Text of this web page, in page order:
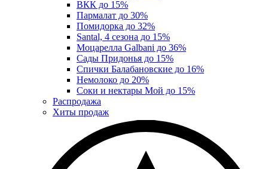
ВКК до 15%
Пармалат до 30%
Помидорка до 32%
Santal, 4 сезона до 15%
Моцарелла Galbani до 36%
Сады Придонья до 15%
Спички Балабановские до 16%
Немолоко до 20%
Соки и нектары Мой до 15%
Распродажа
Хиты продаж